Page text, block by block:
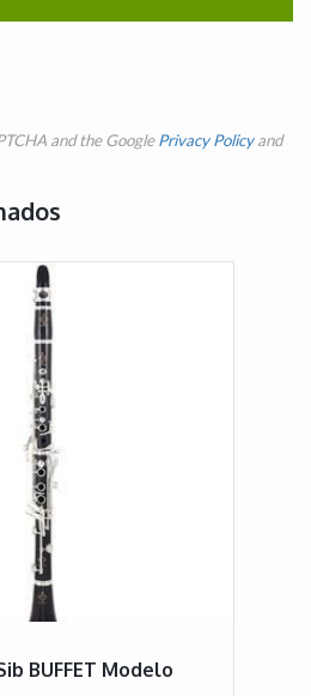
and the GooglePrivacy Policyand
BUFFET Modelo